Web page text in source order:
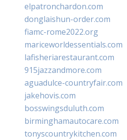
elpatronchardon.com
donglaishun-order.com
fiamc-rome2022.org
mariceworldessentials.com
lafisheriarestaurant.com
915jazzandmore.com
aguadulce-countryfair.com
jakehovis.com
bosswingsduluth.com
birminghamautocare.com
tonyscountrykitchen.com